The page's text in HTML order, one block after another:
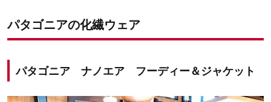
パタゴニアの化繊ウェア
パタゴニア ナノエア フーディー＆ジャケット